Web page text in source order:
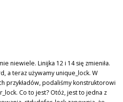
niewiele. Linijka 12 i 14 się zmieniła.
a teraz używamy unique_lock. W
przykładów, podaliśmy konstruktorowi
Co to jest? Otóż, jest to jedna z